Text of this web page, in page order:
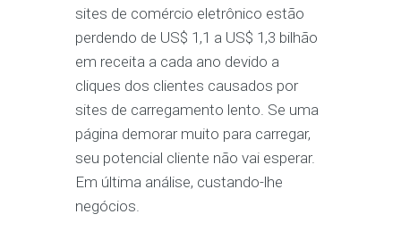
sites de comércio eletrônico estão
perdendo de US$ 1,1 a US$ 1,3 bilhão
em receita a cada ano devido a
cliques dos clientes causados ​​por
sites de carregamento lento. Se uma
página demorar muito para carregar,
seu potencial cliente não vai esperar.
Em última análise, custando-lhe
negócios.